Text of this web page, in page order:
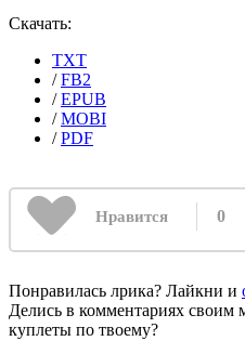
Скачать:
TXT
/FB2
/EPUB
/MOBI
/PDF
Нравится 0
Понравилась лрика? Лайкни и
Делись в комментариях своим
куплеты по твоему?